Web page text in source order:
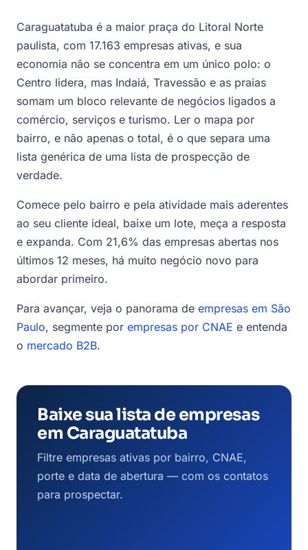
Caraguatatuba é a maior praça do Litoral Norte
paulista, com 17.163 empresas ativas, e sua
economia não se concentra em um único polo: o
Centro lidera, mas Indaiá, Travessão e as praias
somam um bloco relevante de negócios ligados a
comércio, serviços e turismo. Ler o mapa por
bairro, e não apenas o total, é o que separa uma
lista genérica de uma lista de prospecção de
verdade.
Comece pelo bairro e pela atividade mais aderentes
ao seu cliente ideal, baixe um lote, meça a resposta
e expanda. Com 21,6% das empresas abertas nos
últimos 12 meses, há muito negócio novo para
abordar primeiro.
Para avançar, veja o panorama de empresas em São
Paulo, segmente por empresas por CNAE e entenda
o mercado B2B.
Baixe sua lista de empresas
em Caraguatatuba
Filtre empresas ativas por bairro, CNAE,
porte e data de abertura — com os contatos
para prospectar.